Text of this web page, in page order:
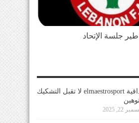
جلسة الإتحاد
مصداقية elmaestrosport لا تقبل التشكيك
22, 2025